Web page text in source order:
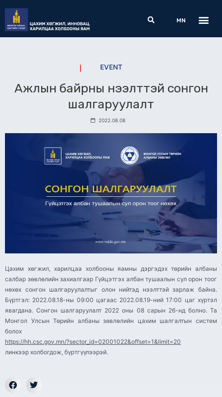
content
Search
MN
EVENT
Ажлын байрны нээлттэй сонгон
шалгаруулалт
2022.08.08
Цахим хөгжил, харилцаа холбооны яамны дэргэдэх төрийн албаны
салбар зөвлөлийн захиалгаар Гүйцэтгэх албан тушаалын сул орон тоог
нөхөх сонгон шалгаруулалтыг олон нийтэд нээлттэй зарлаж байна.
Бүртгэл: 2022.08.18-ны 09:00 цагаас 2022.08.19-ний 17:00 цаг хүртэл
явагдана. Сонгон шалгаруулалт 2022 оны 08 сарын 26-нд болно. Та
Монгол Улсын Төрийн албаны зөвлөлийн цахим шалгалтын систем
болох
https://hh.csc.gov.mn/?sector_id=02001022&offset=1&limit=20
линкээр холбогдож, бүртгүүлээрэй.